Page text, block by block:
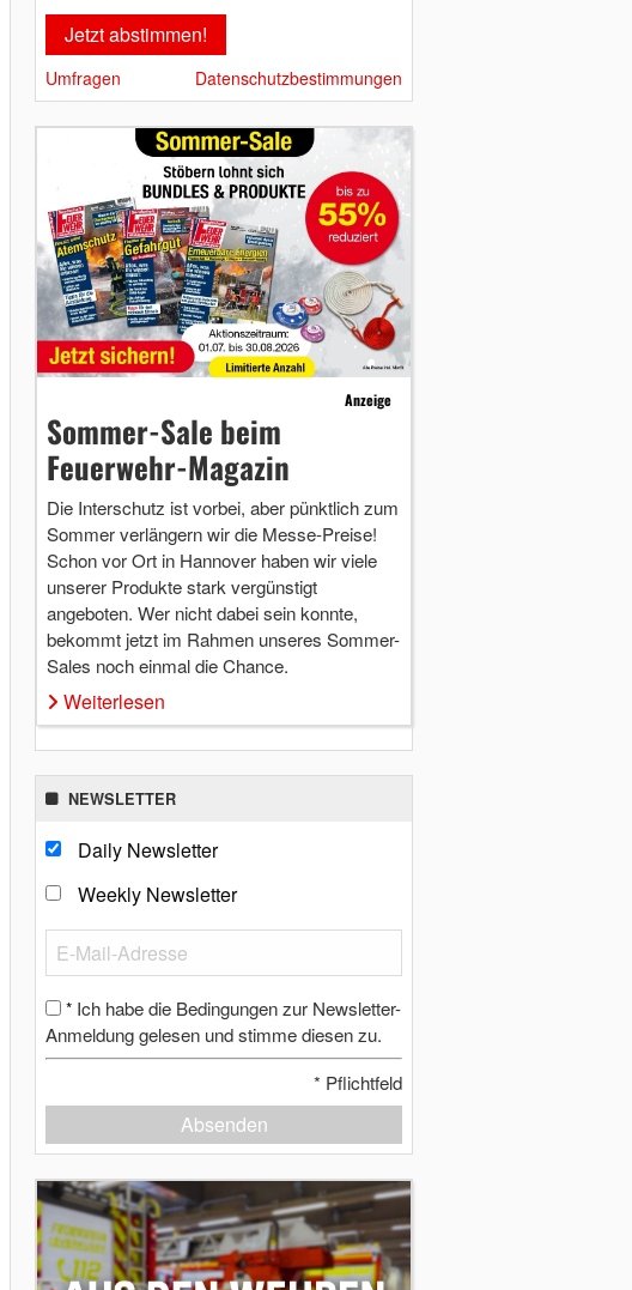
Umfragen Datenschutzbestimmungen
Anzeige
Sommer-Sale beim
Feuerwehr-Magazin
Die Interschutz ist vorbei, aber pünktlich zum
Sommer verlängern wir die Messe-Preise!
Schon vor Ort in Hannover haben wir viele
unserer Produkte stark vergünstigt
angeboten. Wer nicht dabei sein konnte,
bekommt jetzt im Rahmen unseres Sommer-
Sales noch einmal die Chance.
Weiterlesen
NEWSLETTER
Daily Newsletter
Weekly Newsletter
* Ich habe die Bedingungen zur Newsletter-
Anmeldung gelesen und stimme diesen zu.
* Pflichtfeld
Absenden